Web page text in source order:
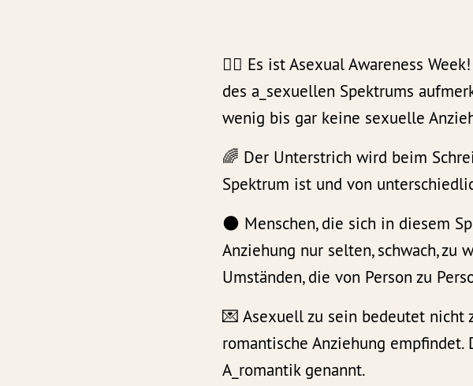
🏳️‍🌈 Es ist Asexual Awareness
des a_sexuellen Spektrums
wenig bis gar keine sexuelle
🌈 Der Unterstrich wird beim
Spektrum ist und von
🌑 Menschen, die sich in diesem
Anziehung nur selten, schwach,
Umständen, die von Person zu
💌 Asexuell zu sein bedeutet nicht
romantische Anziehung
A_romantik genannt.